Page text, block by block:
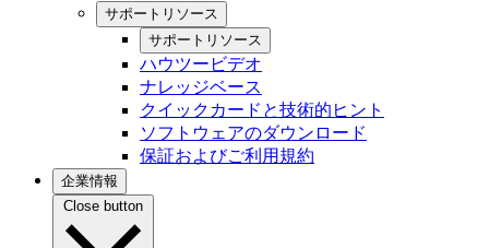
サポートリソース
サポートリソース
ハウツービデオ
ナレッジベース
クイックカードと技術的ヒント
ソフトウェアのダウンロード
保証およびご利用規約
企業情報
Close button